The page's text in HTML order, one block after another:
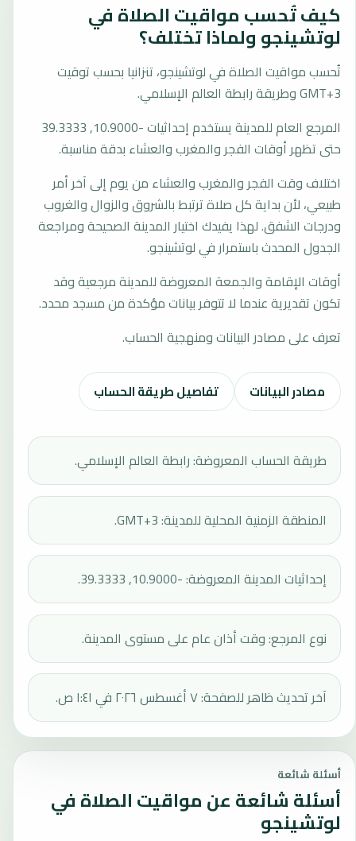
كيف تُحسب مواقيت الصلاة في
لوتشينجو ولماذا تختلف؟
تُحسب مواقيت الصلاة في لوتشينجو، تنزانيا بحسب توقيت
GMT+3 وطريقة رابطة العالم الإسلامي.
المرجع العام للمدينة يستخدم إحداثيات -10.9000, 39.3333
حتى تظهر أوقات الفجر والمغرب والعشاء بدقة مناسبة.
اختلاف وقت الفجر والمغرب والعشاء من يوم إلى آخر أمر
طبيعي، لأن بداية كل صلاة ترتبط بالشروق والزوال والغروب
ودرجات الشفق. لهذا يفيدك اختيار المدينة الصحيحة ومراجعة
الجدول المحدث باستمرار في لوتشينجو.
أوقات الإقامة والجمعة المعروضة للمدينة مرجعية وقد
تكون تقديرية عندما لا تتوفر بيانات مؤكدة من مسجد محدد.
تعرف على مصادر البيانات ومنهجية الحساب.
مصادر البيانات تفاصيل طريقة الحساب
طريقة الحساب المعروضة: رابطة العالم الإسلامي.
المنطقة الزمنية المحلية للمدينة: GMT+3.
إحداثيات المدينة المعروضة: -10.9000, 39.3333.
نوع المرجع: وقت أذان عام على مستوى المدينة.
آخر تحديث ظاهر للصفحة: ٧ أغسطس ٢٠٢٦ في ١:٤١ ص.
أسئلة شائعة
أسئلة شائعة عن مواقيت الصلاة في
لوتشينجو